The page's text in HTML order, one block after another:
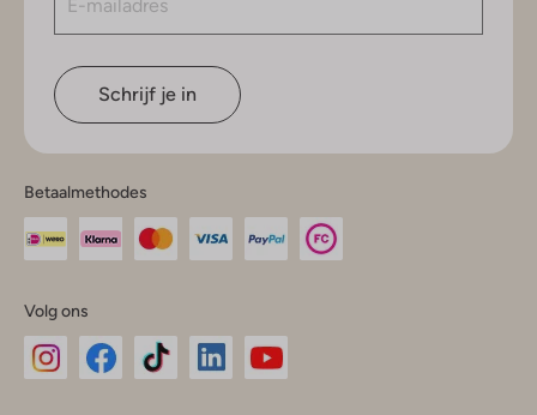
Schrijf je in
Betaalmethodes
Volg ons